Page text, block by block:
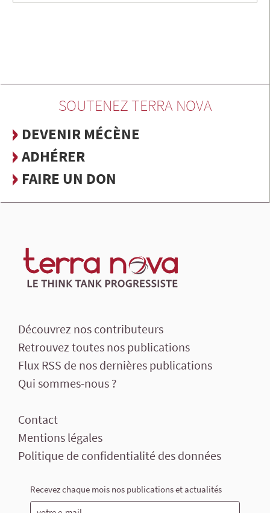
SOUTENEZ TERRA NOVA
DEVENIR MÉCÈNE
ADHÉRER
FAIRE UN DON
Découvrez nos contributeurs
Retrouvez toutes nos publications
Flux RSS de nos dernières publications
Qui sommes-nous ?
Contact
Mentions légales
Politique de confidentialité des données
Recevez chaque mois nos publications et actualités